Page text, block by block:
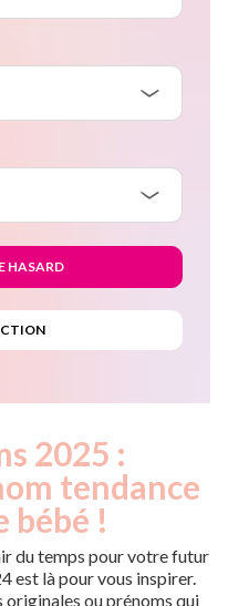
2025 :
tendance
bébé !
du temps pour votre futur
est là pour vous inspirer.
originales ou prénoms qui